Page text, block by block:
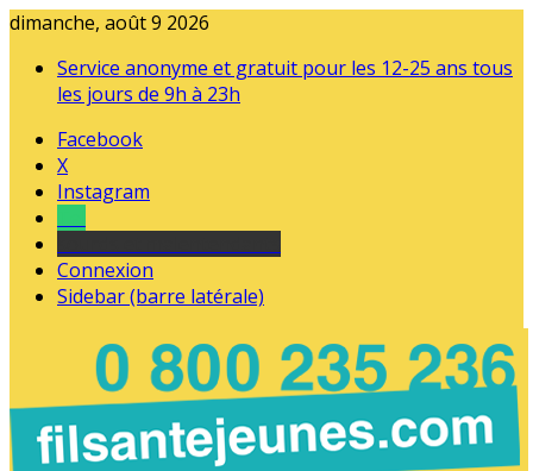
dimanche, août 9 2026
Service anonyme et gratuit pour les 12-25 ans tous
les jours de 9h à 23h
Facebook
X
Instagram
Connexion
Sidebar (barre latérale)